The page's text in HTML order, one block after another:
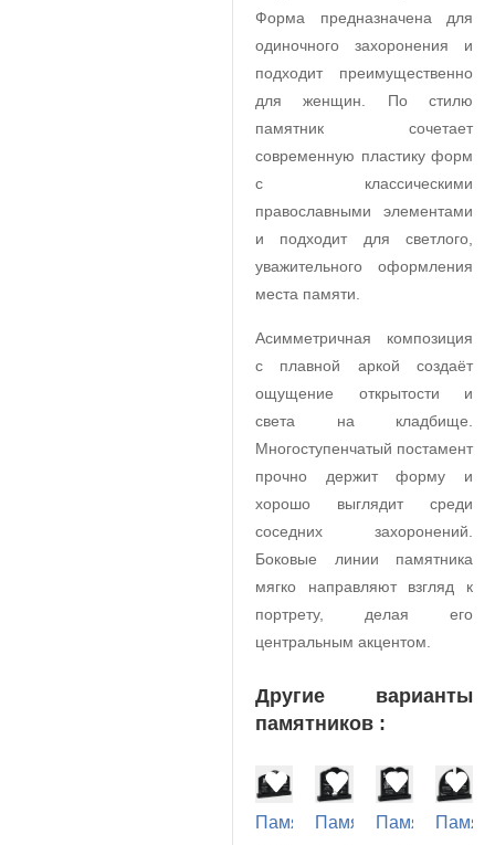
Форма предназначена для
одиночного захоронения и
подходит преимущественно
для женщин. По стилю
памятник сочетает
современную пластику форм
с классическими
православными элементами
и подходит для светлого,
уважительного оформления
места памяти.
Асимметричная композиция
с плавной аркой создаёт
ощущение открытости и
света на кладбище.
Многоступенчатый постамент
прочно держит форму и
хорошо выглядит среди
соседних захоронений.
Боковые линии памятника
мягко направляют взгляд к
портрету, делая его
центральным акцентом.
Другие варианты
памятников :
ПамятникПамятникПамятник